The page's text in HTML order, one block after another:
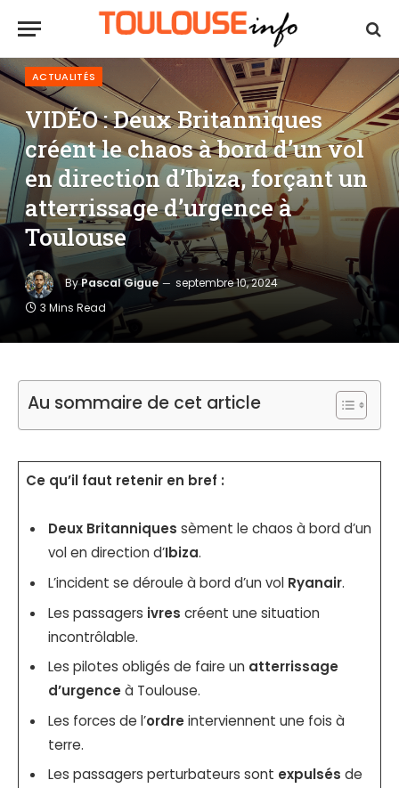
ACTUALITÉS
VIDÉO : Deux Britanniques
créent le chaos à bord d’un vol
en direction d’Ibiza, forçant un
atterrissage d’urgence à
Toulouse
ByPascal Gigue
septembre 10, 2024
3 Mins Read
Au sommaire de cet article
Ce qu’il faut retenir en bref :
Deux Britanniques sèment le chaos à bord d’un
vol en direction d’Ibiza.
L’incident se déroule à bord d’un vol Ryanair.
Les passagers ivres créent une situation
incontrôlable.
Les pilotes obligés de faire un atterrissage
d’urgenceà Toulouse.
Les forces de l’ordreinterviennent une fois à
terre.
Les passagers perturbateurs sont expulsés de